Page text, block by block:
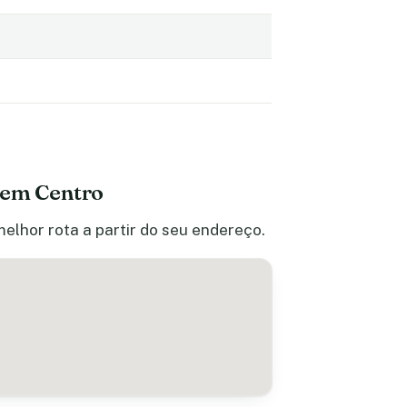
Centro
rota a partir do seu endereço.